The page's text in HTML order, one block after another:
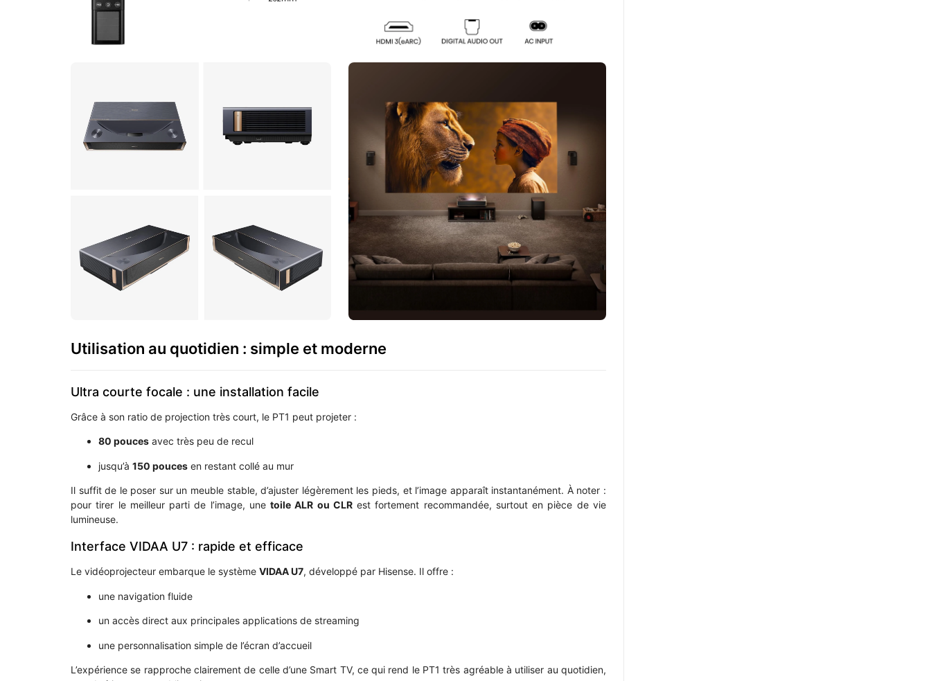
Utilisation au quotidien : simple et moderne
Ultra courte focale : une installation facile
Grâce à son ratio de projection très court, le PT1 peut projeter :
80 pouces avec très peu de recul
jusqu’à 150 pouces en restant collé au mur
Il suffit de le poser sur un meuble stable, d’ajuster légèrement les pieds, et l’image apparaît instantanément. À noter :
pour tirer le meilleur parti de l’image, unetoile ALR ou CLRest fortement recommandée, surtout en pièce de vie
lumineuse.
Interface VIDAA U7 : rapide et efficace
Le vidéoprojecteur embarque le système VIDAA U7, développé par Hisense. Il offre :
une navigation fluide
un accès direct aux principales applications de streaming
une personnalisation simple de l’écran d’accueil
L’expérience se rapproche clairement de celle d’une Smart TV, ce qui rend le PT1 très agréable à utiliser au quotidien,